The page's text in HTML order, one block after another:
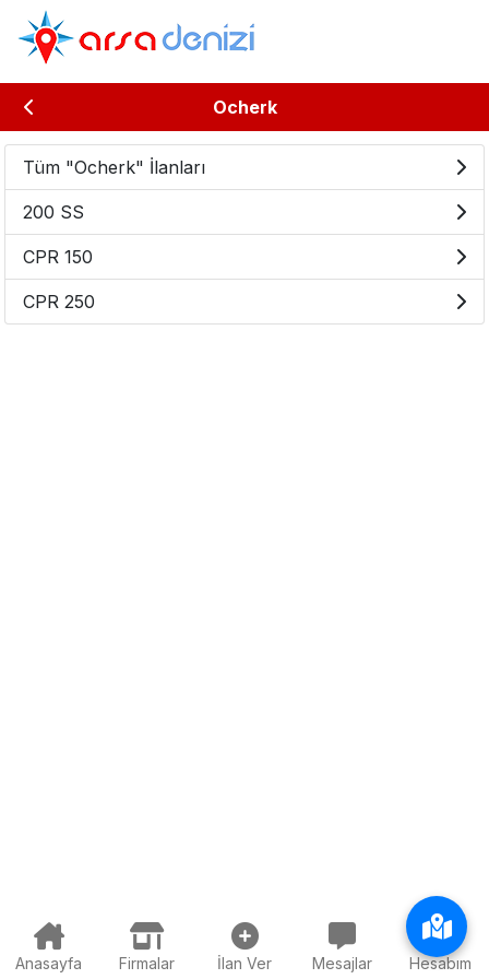
Ocherk
Tüm "Ocherk" İlanları
200 SS
CPR 150
CPR 250
Anasayfa Firmalar İlan Ver Mesajlar Hesabım